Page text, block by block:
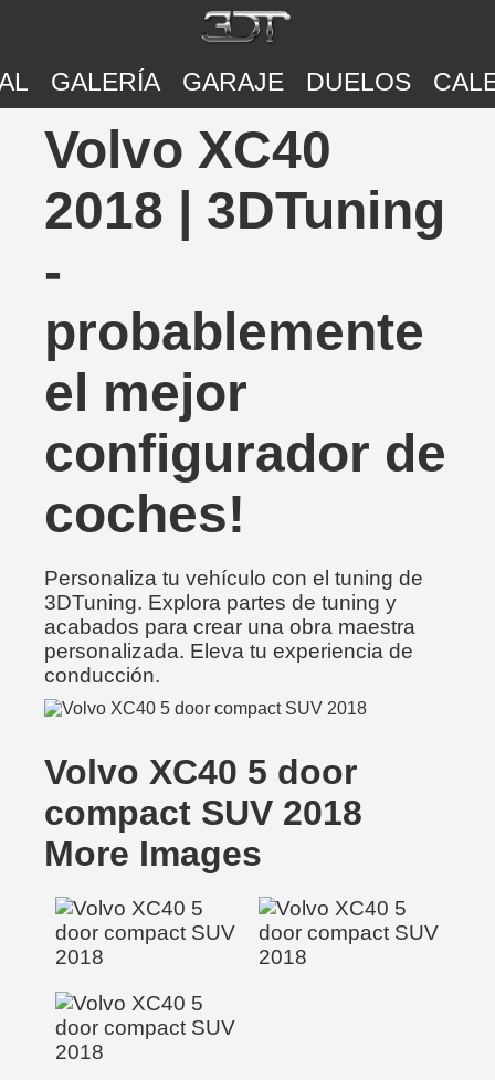
GALERÍA GARAJE DUELOS
Volvo XC40
2018 | 3DTuning
-
probablemente
el mejor
configurador de
coches!
Personaliza tu vehículo con el tuning de
3DTuning. Explora partes de tuning y
acabados para crear una obra maestra
personalizada. Eleva tu experiencia de
conducción.
Volvo XC40 5 door
compact SUV 2018
More Images